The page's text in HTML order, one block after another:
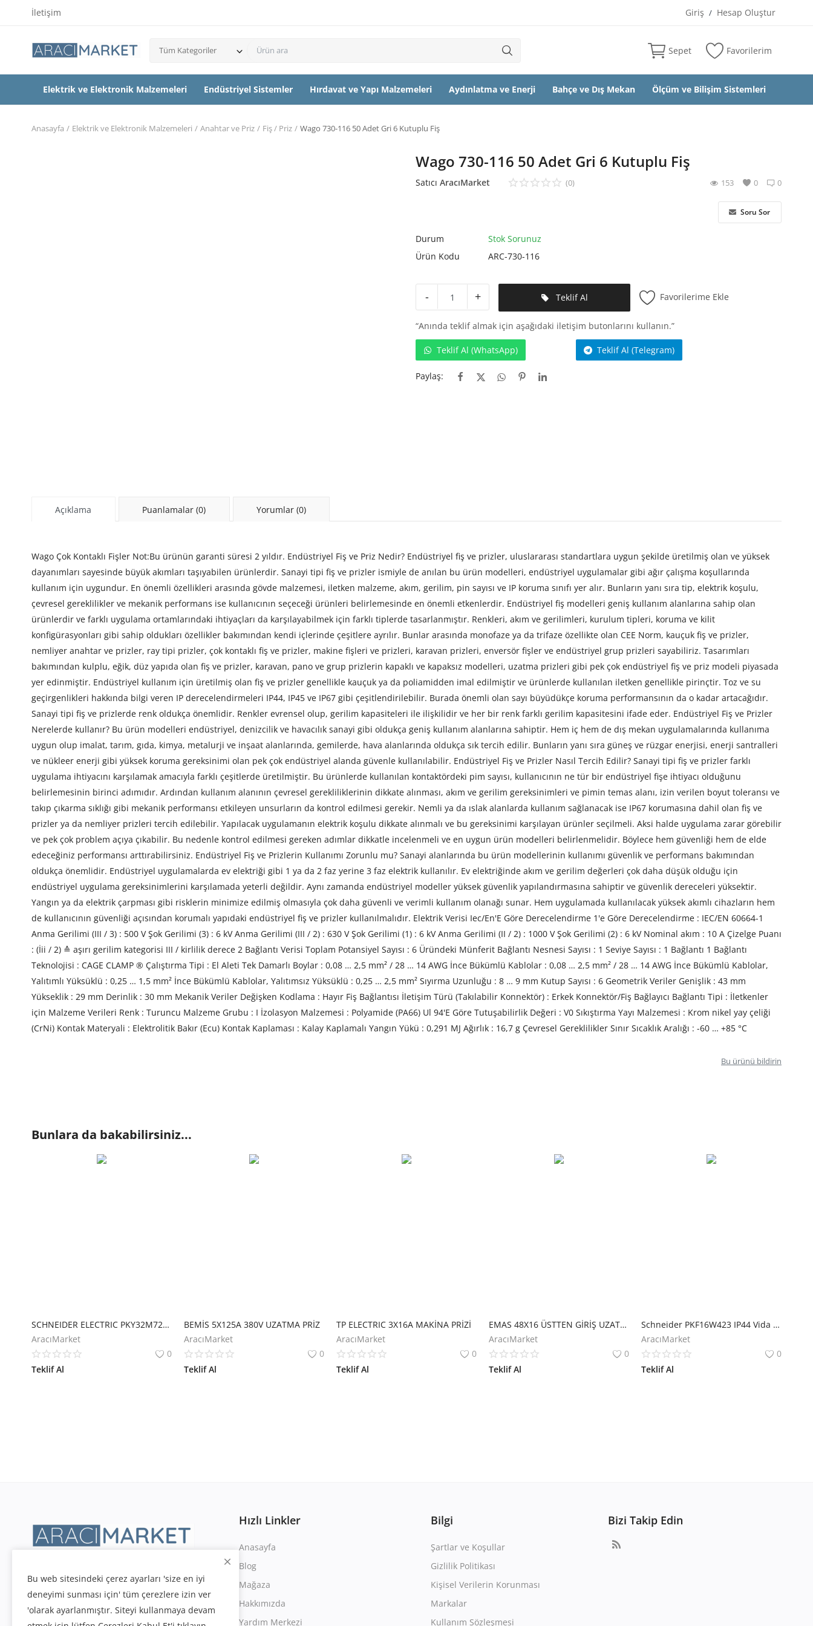
İletişim Giriş / Hesap Oluştur
Tüm Kategoriler Sepet Favorilerim
Elektrik ve Elektronik Malzemeleri Endüstriyel Sistemler Hırdavat ve Yapı Malzemeleri Aydınlatma ve Enerji Bahçe ve Dış Mekan Ölçüm ve Bilişim Sistemleri
Anasayfa Elektrik ve Elektronik Malzemeleri Anahtar ve Priz Fiş / Priz Wago 730-116 50 Adet Gri 6 Kutuplu Fiş
Wago 730-116 50 Adet Gri 6 Kutuplu Fiş
Satıcı AracıMarket 0
(0) 0
153
Soru Sor
Durum
Stok Sorunuz
Ürün Kodu
ARC-730-116
- + Teklif Al Favorilerime Ekle
“Anında teklif almak için aşağıdaki iletişim butonlarını kullanın.”
Teklif Al (WhatsApp) Teklif Al (Telegram)
Paylaş:
Açıklama Puanlamalar (0) Yorumlar (0)
Wago Çok Kontaklı Fişler Not:Bu ürünün garanti süresi 2 yıldır. Endüstriyel Fiş ve Priz Nedir? Endüstriyel fiş ve prizler, uluslararası standartlara uygun şekilde üretilmiş olan ve yüksek
dayanımları sayesinde büyük akımları taşıyabilen ürünlerdir. Sanayi tipi fiş ve prizler ismiyle de anılan bu ürün modelleri, endüstriyel uygulamalar gibi ağır çalışma koşullarında
kullanım için uygundur. En önemli özellikleri arasında gövde malzemesi, iletken malzeme, akım, gerilim, pin sayısı ve IP koruma sınıfı yer alır. Bunların yanı sıra tip, elektrik koşulu,
çevresel gereklilikler ve mekanik performans ise kullanıcının seçeceği ürünleri belirlemesinde en önemli etkenlerdir. Endüstriyel fiş modelleri geniş kullanım alanlarına sahip olan
ürünlerdir ve farklı uygulama ortamlarındaki ihtiyaçları da karşılayabilmek için farklı tiplerde tasarlanmıştır. Renkleri, akım ve gerilimleri, kurulum tipleri, koruma ve kilit
konfigürasyonları gibi sahip oldukları özellikler bakımından kendi içlerinde çeşitlere ayrılır. Bunlar arasında monofaze ya da trifaze özellikte olan CEE Norm, kauçuk fiş ve prizler,
nemliyer anahtar ve prizler, ray tipi prizler, çok kontaklı fiş ve prizler, makine fişleri ve prizleri, karavan prizleri, enversör fişler ve endüstriyel grup prizleri sayabiliriz. Tasarımları
bakımından kulplu, eğik, düz yapıda olan fiş ve prizler, karavan, pano ve grup prizlerin kapaklı ve kapaksız modelleri, uzatma prizleri gibi pek çok endüstriyel fiş ve priz modeli piyasada
yer edinmiştir. Endüstriyel kullanım için üretilmiş olan fiş ve prizler genellikle kauçuk ya da poliamidden imal edilmiştir ve ürünlerde kullanılan iletken genellikle pirinçtir. Toz ve su
geçirgenlikleri hakkında bilgi veren IP derecelendirmeleri IP44, IP45 ve IP67 gibi çeşitlendirilebilir. Burada önemli olan sayı büyüdükçe koruma performansının da o kadar artacağıdır.
Sanayi tipi fiş ve prizlerde renk oldukça önemlidir. Renkler evrensel olup, gerilim kapasiteleri ile ilişkilidir ve her bir renk farklı gerilim kapasitesini ifade eder. Endüstriyel Fiş ve Prizler
Nerelerde kullanır? Bu ürün modelleri endüstriyel, denizcilik ve havacılık sanayi gibi oldukça geniş kullanım alanlarına sahiptir. Hem iç hem de dış mekan uygulamalarında kullanıma
uygun olup imalat, tarım, gıda, kimya, metalurji ve inşaat alanlarında, gemilerde, hava alanlarında oldukça sık tercih edilir. Bunların yanı sıra güneş ve rüzgar enerjisi, enerji santralleri
ve nükleer enerji gibi yüksek koruma gereksinimi olan pek çok endüstriyel alanda güvenle kullanılabilir. Endüstriyel Fiş ve Prizler Nasıl Tercih Edilir? Sanayi tipi fiş ve prizler farklı
uygulama ihtiyacını karşılamak amacıyla farklı çeşitlerde üretilmiştir. Bu ürünlerde kullanılan kontaktördeki pim sayısı, kullanıcının ne tür bir endüstriyel fişe ihtiyacı olduğunu
belirlemesinin birinci adımıdır. Ardından kullanım alanının çevresel gerekliliklerinin dikkate alınması, akım ve gerilim gereksinimleri ve pimin temas alanı, izin verilen boyut toleransı ve
takıp çıkarma sıklığı gibi mekanik performansı etkileyen unsurların da kontrol edilmesi gerekir. Nemli ya da ıslak alanlarda kullanım sağlanacak ise IP67 korumasına dahil olan fiş ve
prizler ya da nemliyer prizleri tercih edilebilir. Yapılacak uygulamanın elektrik koşulu dikkate alınmalı ve bu gereksinimi karşılayan ürünler seçilmeli. Aksi halde uygulama zarar görebilir
ve pek çok problem açıya çıkabilir. Bu nedenle kontrol edilmesi gereken adımlar dikkatle incelenmeli ve en uygun ürün modelleri belirlenmelidir. Böylece hem güvenliği hem de elde
edeceğiniz performansı arttırabilirsiniz. Endüstriyel Fiş ve Prizlerin Kullanımı Zorunlu mu? Sanayi alanlarında bu ürün modellerinin kullanımı güvenlik ve performans bakımından
oldukça önemlidir. Endüstriyel uygulamalarda ev elektriği gibi 1 ya da 2 faz yerine 3 faz elektrik kullanılır. Ev elektriğinde akım ve gerilim değerleri çok daha düşük olduğu için
endüstriyel uygulama gereksinimlerini karşılamada yeterli değildir. Aynı zamanda endüstriyel modeller yüksek güvenlik yapılandırmasına sahiptir ve güvenlik dereceleri yüksektir.
Yangın ya da elektrik çarpması gibi risklerin minimize edilmiş olmasıyla çok daha güvenli ve verimli kullanım olanağı sunar. Hem uygulamada kullanılacak yüksek akımlı cihazların hem
de kullanıcının güvenliği açısından korumalı yapıdaki endüstriyel fiş ve prizler kullanılmalıdır. Elektrik Verisi Iec/En'E Göre Derecelendirme 1'e Göre Derecelendirme : IEC/EN 60664-1
Anma Gerilimi (III / 3) : 500 V Şok Gerilimi (3) : 6 kV Anma Gerilimi (III / 2) : 630 V Şok Gerilimi (1) : 6 kV Anma Gerilimi (II / 2) : 1000 V Şok Gerilimi (2) : 6 kV Nominal akım : 10 A Çizelge Puanı
: (İii / 2) ≙ aşırı gerilim kategorisi III / kirlilik derece 2 Bağlantı Verisi Toplam Potansiyel Sayısı : 6 Üründeki Münferit Bağlantı Nesnesi Sayısı : 1 Seviye Sayısı : 1 Bağlantı 1 Bağlantı
Teknolojisi : CAGE CLAMP ® Çalıştırma Tipi : El Aleti Tek Damarlı Boylar : 0,08 … 2,5 mm² / 28 … 14 AWG İnce Bükümlü Kablolar : 0,08 … 2,5 mm² / 28 … 14 AWG İnce Bükümlü Kablolar,
Yalıtımlı Yüksüklü : 0,25 … 1,5 mm² İnce Bükümlü Kablolar, Yalıtımsız Yüksüklü : 0,25 … 2,5 mm² Sıyırma Uzunluğu : 8 … 9 mm Kutup Sayısı : 6 Geometrik Veriler Genişlik : 43 mm
Yükseklik : 29 mm Derinlik : 30 mm Mekanik Veriler Değişken Kodlama : Hayır Fiş Bağlantısı İletişim Türü (Takılabilir Konnektör) : Erkek Konnektör/Fiş Bağlayıcı Bağlantı Tipi : İletkenler
için Malzeme Verileri Renk : Turuncu Malzeme Grubu : I İzolasyon Malzemesi : Polyamide (PA66) Ul 94'E Göre Tutuşabilirlik Değeri : V0 Sıkıştırma Yayı Malzemesi : Krom nikel yay çeliği
(CrNi) Kontak Materyali : Elektrolitik Bakır (Ecu) Kontak Kaplaması : Kalay Kaplamalı Yangın Yükü : 0,291 MJ Ağırlık : 16,7 g Çevresel Gereklilikler Sınır Sıcaklık Aralığı : -60 … +85 °C
Bu ürünü bildirin
Bunlara da bakabilirsiniz...
SCHNEIDER ELECTRIC PKY32M723 3X32A MONOFAZE 2P+T IP67 HIZLI UZATMA PRİZİ
AracıMarket
0
Teklif Al
BEMİS 5X125A 380V UZATMA PRİZ
AracıMarket
0
Teklif Al
TP ELECTRIC 3X16A MAKİNA PRİZİ
AracıMarket
0
Teklif Al
EMAS 48X16 ÜSTTEN GİRİŞ UZATMA PRİZİ EBM48PU30
AracıMarket
0
Teklif Al
Schneider PKF16W423 IP44 Vida Bağlantılı Eğik Duvar Prizi
AracıMarket
0
Teklif Al
Hızlı Linkler
Anasayfa
Blog
Mağaza
Hakkımızda
Yardım Merkezi
Bilgi
Şartlar ve Koşullar
Gizlilik Politikası
Kişisel Verilerin Korunması
Markalar
Kullanım Sözleşmesi
Bizi Takip Edin
Bu web sitesindeki çerez ayarları 'size en iyi
deneyimi sunması için' tüm çerezlere izin ver
'olarak ayarlanmıştır. Siteyi kullanmaya devam